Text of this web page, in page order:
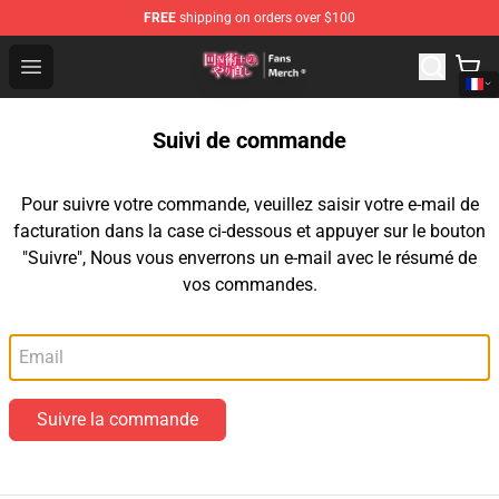
FREE shipping on orders over $100
Open menu
Redo Of Healer Store - Official Redo Of Healer
Suivi de commande
Pour suivre votre commande, veuillez saisir votre e-mail de
facturation dans la case ci-dessous et appuyer sur le bouton
"Suivre", Nous vous enverrons un e-mail avec le résumé de
vos commandes.
Suivre la commande